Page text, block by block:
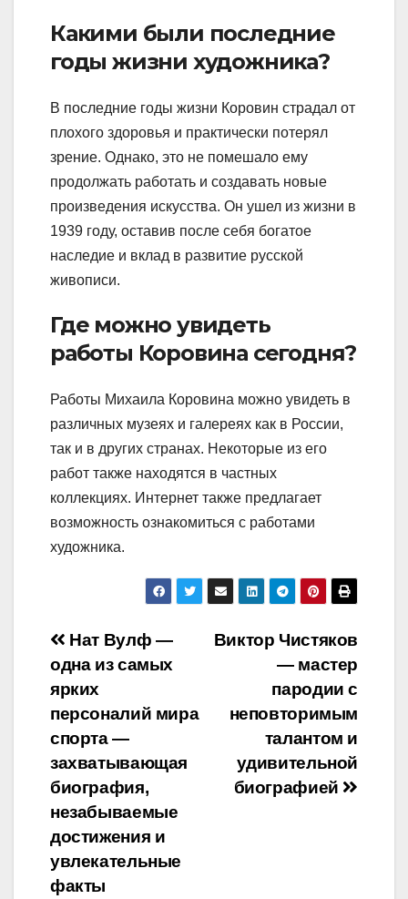
Какими были последние
годы жизни художника?
В последние годы жизни Коровин страдал от
плохого здоровья и практически потерял
зрение. Однако, это не помешало ему
продолжать работать и создавать новые
произведения искусства. Он ушел из жизни в
1939 году, оставив после себя богатое
наследие и вклад в развитие русской
живописи.
Где можно увидеть
работы Коровина сегодня?
Работы Михаила Коровина можно увидеть в
различных музеях и галереях как в России,
так и в других странах. Некоторые из его
работ также находятся в частных
коллекциях. Интернет также предлагает
возможность ознакомиться с работами
художника.
Навигация
по
записям
Виктор Чистяков
— мастер
пародии с
неповторимым
талантом и
удивительной
биографией
Нат Вулф —
одна из самых
ярких
персоналий мира
спорта —
захватывающая
биография,
незабываемые
достижения и
увлекательные
факты